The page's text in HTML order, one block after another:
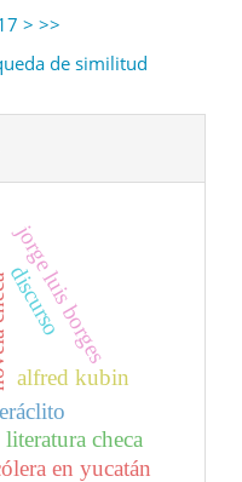
> >>
de similitud
discurso
jorge luis borges
alfred kubin
literatura checa
en yucatán